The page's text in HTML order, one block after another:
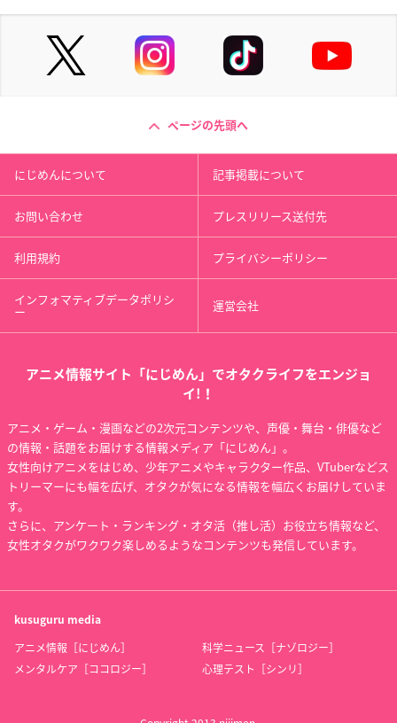
ページの先頭へ
にじめんについて 記事掲載について
お問い合わせ プレスリリース送付先
利用規約 プライバシーポリシー
インフォマティブデータポリシ
ー 運営会社
アニメ情報サイト「にじめん」でオタクライフをエンジョ
イ!！
アニメ・ゲーム・漫画などの2次元コンテンツや、声優・舞台・俳優など
の情報・話題をお届けする情報メディア「にじめん」。
女性向けアニメをはじめ、少年アニメやキャラクター作品、VTuberなどス
トリーマーにも幅を広げ、オタクが気になる情報を幅広くお届けしていま
す。
さらに、アンケート・ランキング・オタ活（推し活）お役立ち情報など、
女性オタクがワクワク楽しめるようなコンテンツも発信しています。
kusuguru media
アニメ情報［にじめん］
科学ニュース［ナゾロジー］
メンタルケア［ココロジー］
心理テスト［シンリ］